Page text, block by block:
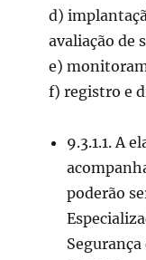
d)
avaliação de
e)
f) registro e
9.3.1.1. A
poderão